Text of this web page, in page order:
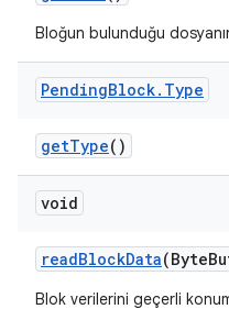
Bloğun bulunduğu
PendingBlock. Type
getType()
void
readBlockData(Byte
Blok verilerini geçerli